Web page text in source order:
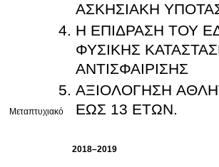
Μεταπτυχιακό
ΑΣΚΗΣΙΑΚΗ
Η ΕΠΙΔΡΑΣΗ ΤΟΥ
ΦΥΣΙΚΗΣ
ΑΝΤΙΣΦΑΙΡΙΣΗΣ
ΑΞΙΟΛΟΓΗΣΗ
ΕΩΣ 13 ΕΤΩΝ.
2018–2019